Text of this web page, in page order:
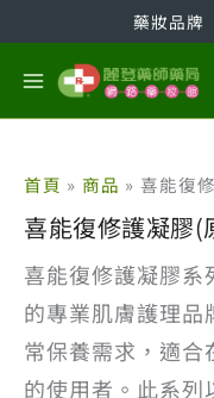
至
藥妝品牌
首頁 商品 喜能復
喜能復修護凝膠(
喜能復修護凝膠系
的專業肌膚護理品
常保養需求，適
的使用者。此系列